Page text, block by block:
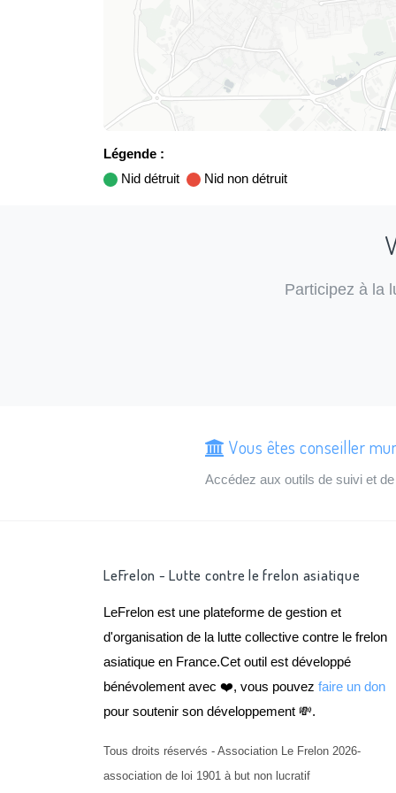
Légende :
Nid détruit
Nid non détruit
Participez à la
Vous êtes conseiller
Accédez aux outils de suivi et
LeFrelon - Lutte contre le frelon asiatique
LeFrelon est une plateforme de gestion et
d'organisation de la lutte collective contre le frelon
asiatique en France.Cet outil est développé
bénévolement avec ❤️, vous pouvez faire un don
pour soutenir son développement 💸.
Tous droits réservés - Association Le Frelon 2026-
association de loi 1901 à but non lucratif